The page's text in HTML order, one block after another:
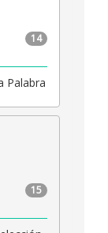
14
Palabra
15